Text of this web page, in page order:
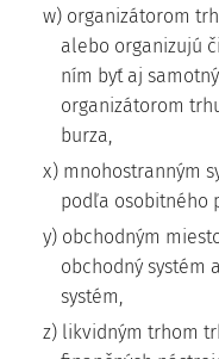
w) organizátorom
alebo organizujú
ním byť aj
organizátorom
burza,
x) mnohostranným
podľa osobitného
y) obchodným
obchodný systém
systém,
z) likvidným trhom